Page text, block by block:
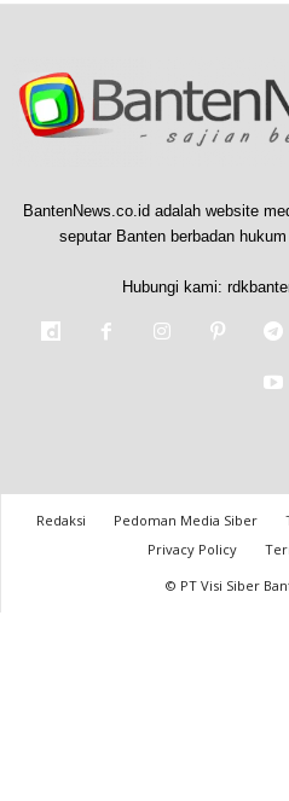
BantenNews.co.id adalah website
seputar Banten berbadan
Hubungi kami:
Redaksi Pedoman Media Siber
Privacy Policy
© PT Visi Siber